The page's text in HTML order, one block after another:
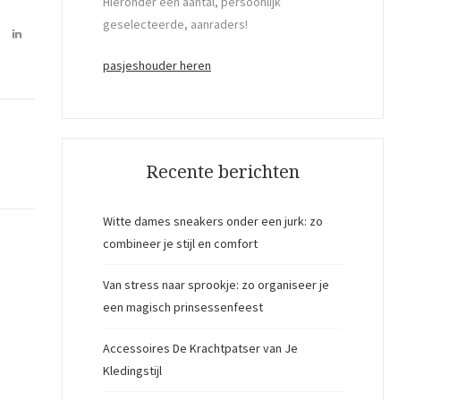
geselecteerde, aanraders!
pasjeshouder heren
Recente berichten
Witte dames sneakers onder een jurk: zo
combineer je stijl en comfort
Van stress naar sprookje: zo organiseer je
een magisch prinsessenfeest
Accessoires De Krachtpatser van Je
Kledingstijl